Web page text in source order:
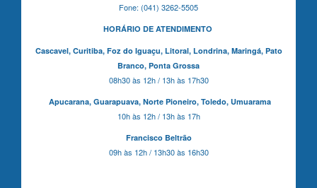
Fone: (041) 3262-5505
HORÁRIO DE ATENDIMENTO
Cascavel, Curitiba,Foz do Iguaçu, Litoral, Londrina, Maringá, Pato
Branco, Ponta Grossa
08h30 às 12h / 13h às 17h30
Apucarana, Guarapuava, Norte Pioneiro, Toledo, Umuarama
10h às 12h / 13h às 17h
Francisco Beltrão
09h às 12h / 13h30 às 16h30